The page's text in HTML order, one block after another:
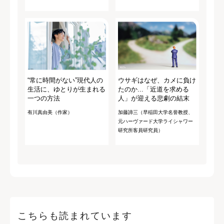
“常に時間がない”現代人の
生活に、ゆとりが生まれる
一つの方法
有川真由美（作家）
ウサギはなぜ、カメに負け
たのか...「近道を求める
人」が迎える悲劇の結末
加藤諦三（早稲田大学名誉教授、
元ハーヴァード大学ライシャワー
研究所客員研究員）
こちらも読まれています